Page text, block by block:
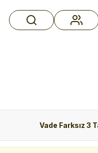
Vade Farksız 3